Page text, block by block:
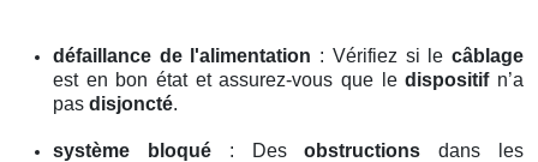
défaillance de l'alimentation : Vérifiez si lecâblage
est en bon état et assurez-vous que ledispositifn’a
pas disjoncté.
système bloqué: Desobstructions dans les